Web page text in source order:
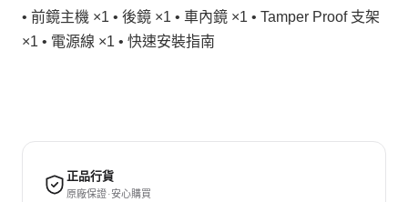
• 前鏡主機 ×1 • 後鏡 ×1 • 車內鏡 ×1 • Tamper Proof 支架
×1 • 電源線 ×1 • 快速安裝指南
正品行貨
原廠保證 · 安心購買